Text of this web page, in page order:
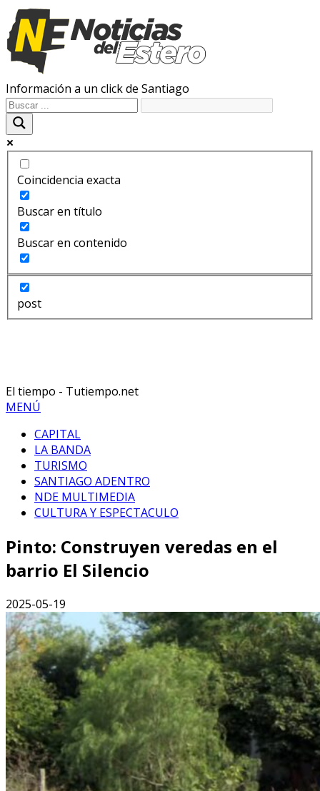
Información a un click de Santiago
Coincidencia exacta
Buscar en título
Buscar en contenido
post
El tiempo - Tutiempo.net
MENÚ
CAPITAL
LA BANDA
TURISMO
SANTIAGO ADENTRO
NDE MULTIMEDIA
CULTURA Y ESPECTACULO
Pinto: Construyen veredas en el
barrio El Silencio
2025-05-19